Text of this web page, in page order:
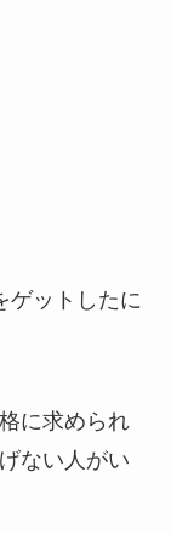
ゲットしたに
に求められ
ない人がい